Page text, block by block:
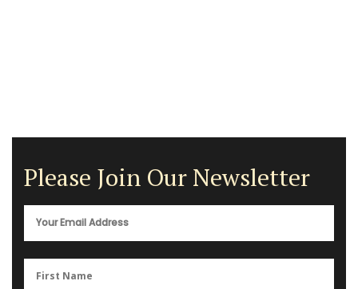
Please Join Our Newsletter